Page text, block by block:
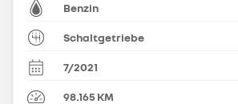
Benzin
Schaltgetriebe
7/2021
98.165 KM